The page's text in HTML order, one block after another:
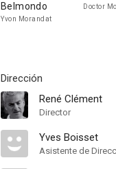
Belmondo
Yvon Morandat
Doctor
Dirección
René Clément
Director
Yves Boisset
Asistente de